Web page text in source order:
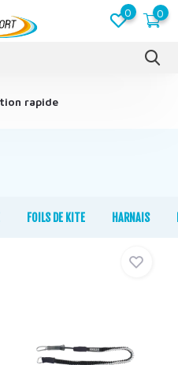
0 0
rapide
FOILS DE KITE HARNAIS